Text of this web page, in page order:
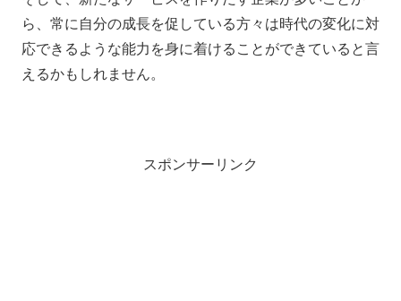
ら、常に自分の成長を促している方々は時代の変化に対
応できるような能力を身に着けることができていると言
えるかもしれません。
スポンサーリンク